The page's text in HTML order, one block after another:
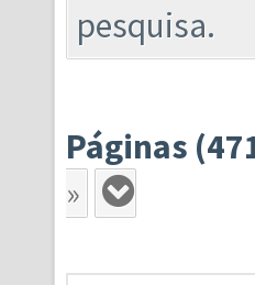
pesquisa.
Páginas
»